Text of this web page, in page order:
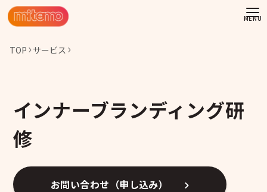
TOP サービス
インナーブランディング研
修
お問い合わせ（申し込み）